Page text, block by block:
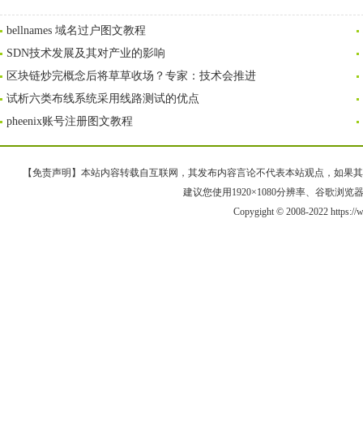
bellnames 域名过户图文教程
SDN技术发展及其对产业的影响
区块链炒完概念后将草草收场？专家：技术会推进
试析六类布线系统采用线路测试的优点
pheenix账号注册图文教程
【免责声明】本站内容转载自互联网，其发布内容言论不代表本站观点，如果
建议您使用1920×1080分辨率、谷歌浏览
Copygight © 2008-2022 https://